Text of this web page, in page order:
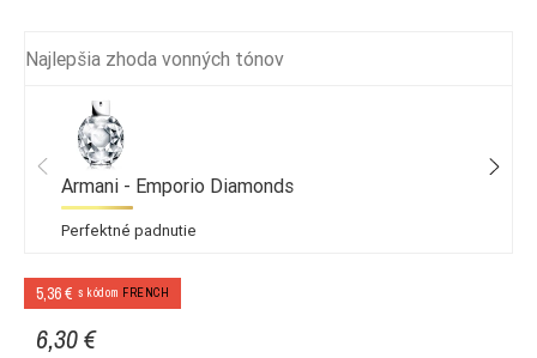
Najlepšia zhoda vonných tónov
Armani - Emporio Diamonds
Perfektné padnutie
5,36 € s kódom FRENCH
6,30 €